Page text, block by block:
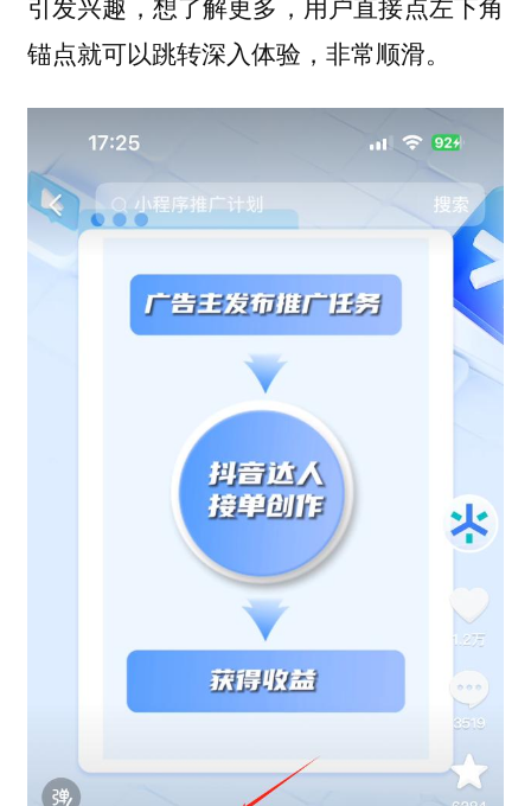
锚点就可以跳转深入体验，非常顺滑。